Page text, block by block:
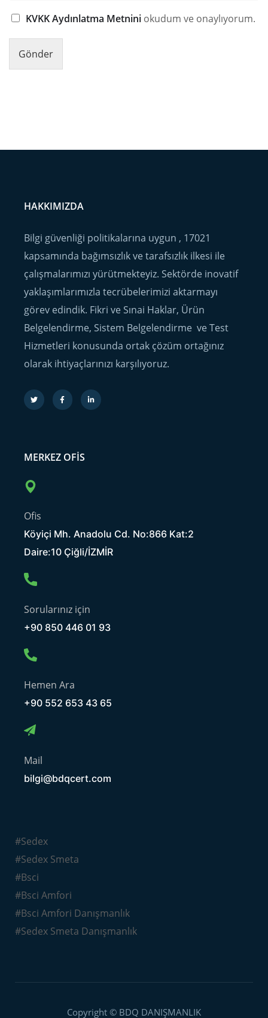
KVKK Aydınlatma Metnini okudum ve onaylıyorum.
Gönder
HAKKIMIZDA
Bilgi güvenliği politikalarına uygun , 17021
kapsamında bağımsızlık ve tarafsızlık ilkesi ile
çalışmalarımızı yürütmekteyiz. Sektörde inovatif
yaklaşımlarımızla tecrübelerimizi aktarmayı
görev edindik. Fikri ve Sınai Haklar, Ürün
Belgelendirme, Sistem Belgelendirme ve Test
Hizmetleri konusunda ortak çözüm ortağınız
olarak ihtiyaçlarınızı karşılıyoruz.
MERKEZ OFIS
Ofis
Köyiçi Mh. Anadolu Cd. No:866 Kat:2
Daire:10 Çiğli/İZMİR
Sorularınız için
+90 850 446 01 93
Hemen Ara
+90 552 653 43 65
Mail
bilgi@bdqcert.com
#Sedex
#Sedex Smeta
#Bsci
#Bsci Amfori
#Bsci Amfori Danışmanlık
#Sedex Smeta Danışmanlık
Copyright © BDQ DANIŞMANLIK